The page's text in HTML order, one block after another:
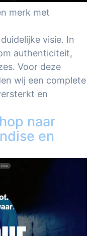
merk met
visie. In
authenticiteit,
Voor deze
wij een complete
en
naar
en